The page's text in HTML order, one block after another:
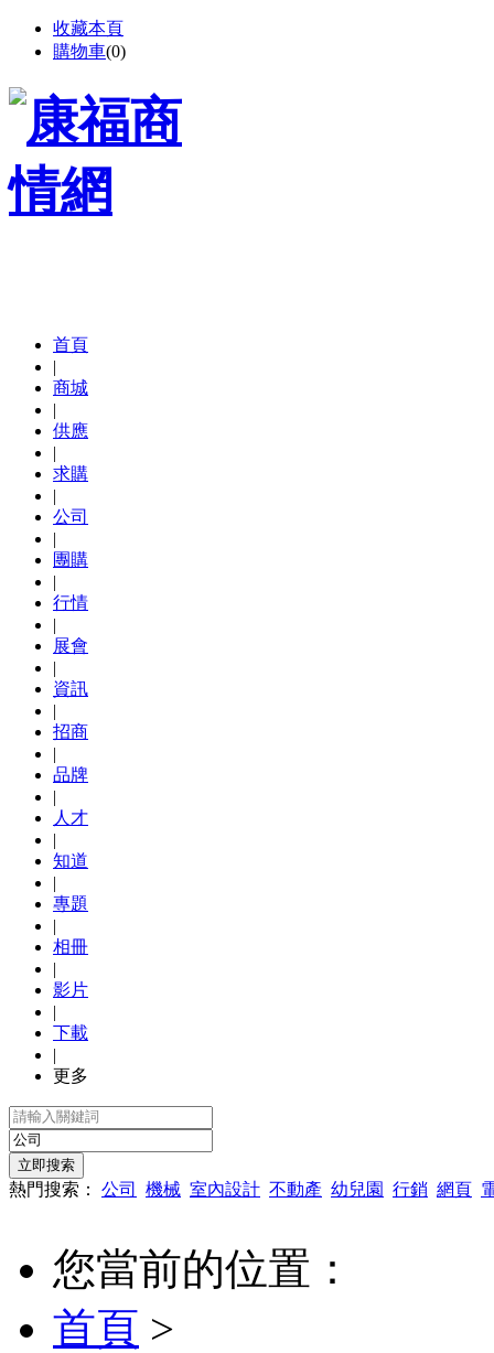
收藏本頁
購物車(0)
首頁
|
商城
|
供應
|
求購
|
公司
|
團購
|
行情
|
展會
|
資訊
|
招商
|
品牌
|
人才
|
知道
|
專題
|
相冊
|
影片
|
下載
|
更多
熱門搜索： 公司 機械 室內設計 不動產 幼兒園 行銷 網頁
您當前的位置：
首頁 >